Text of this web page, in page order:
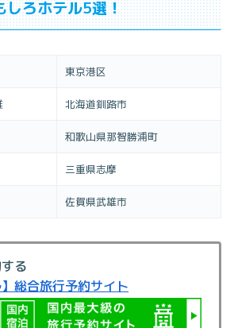
しろホテル5選！
東京港区
北海道釧路市
和歌山県那智勝浦町
三重県志摩
佐賀県武雄市
る
】総合旅行予約サイト